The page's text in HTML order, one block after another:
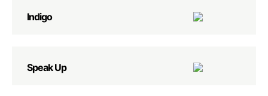
Indigo
Speak Up